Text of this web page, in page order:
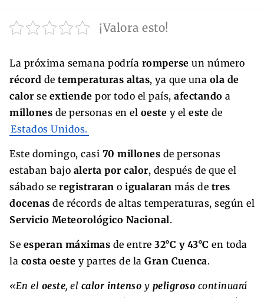
¡Valora esto!
La próxima semana podría romperse un número
récord de temperaturas altas, ya que una ola de
calorse extiende por todo el país, afectando a
millones de personas en el oeste y el este de
Estados Unidos.
Este domingo, casi 70 millones de personas
estaban bajo alerta por calor, después de que el
sábado se registraran o igualaran más de tres
docenas de récords de altas temperaturas, según el
Servicio Meteorológico Nacional.
Se esperan máximas de entre 32°C y 43°C en toda
la costa oeste y partes de la Gran Cuenca.
«En el oeste, el calor intenso y peligroso continuará